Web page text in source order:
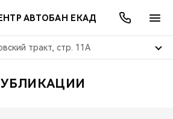
АВТОБАН ЕКАД
тракт, стр. 11А
МОДЕЛИ
ПОКУПАТЕЛЯМ
ВЛАДЕЛЬЦАМ
МИР CHERY
АКЦИИ
СЕРВИСЫ
О КОМПАНИИ